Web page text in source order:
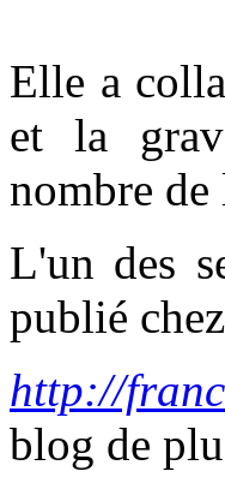
Elle a
et la
nombre de
L'un des
publié chez
http://
blog de